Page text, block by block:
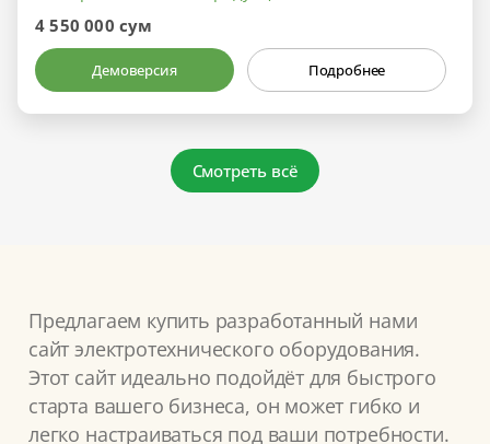
4 550 000 сум
Демоверсия Подробнее
Смотреть всё
Предлагаем купить разработанный нами
сайт электротехнического оборудования.
Этот сайт идеально подойдёт для быстрого
старта вашего бизнеса, он может гибко и
легко настраиваться под ваши потребности.